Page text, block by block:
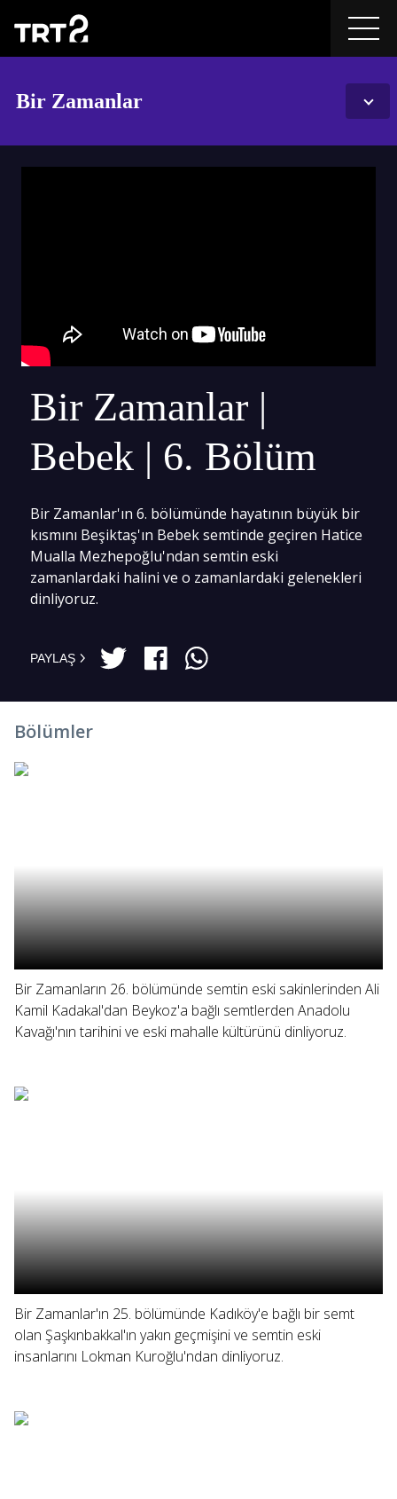
Bir Zamanlar
Bir Zamanlar |
Bebek | 6. Bölüm
Bir Zamanlar'ın 6. bölümünde hayatının büyük bir
kısmını Beşiktaş'ın Bebek semtinde geçiren Hatice
Mualla Mezhepoğlu'ndan semtin eski
zamanlardaki halini ve o zamanlardaki gelenekleri
dinliyoruz.
PAYLAŞ
Bölümler
Bir Zamanların 26. bölümünde semtin eski sakinlerinden Ali
Kamil Kadakal'dan Beykoz'a bağlı semtlerden Anadolu
Kavağı'nın tarihini ve eski mahalle kültürünü dinliyoruz.
Bir Zamanlar'ın 25. bölümünde Kadıköy'e bağlı bir semt
olan Şaşkınbakkal'ın yakın geçmişini ve semtin eski
insanlarını Lokman Kuroğlu'ndan dinliyoruz.